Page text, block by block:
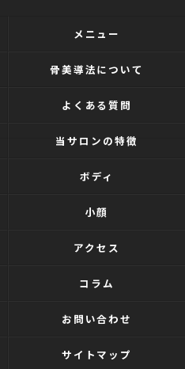
メニュー
骨美導法について
よくある質問
当サロンの特徴
ボディ
小顔
アクセス
コラム
お問い合わせ
サイトマップ